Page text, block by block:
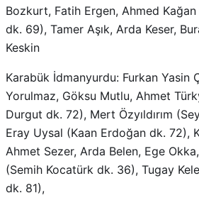
Bozkurt, Fatih Ergen, Ahmed
dk. 69), Tamer Aşık, Arda Keser,
Keskin
Karabük İdmanyurdu: Furkan Yasin
Yorulmaz, Göksu Mutlu, Ahmet
Durgut dk. 72), Mert Özyıldırım
Eray Uysal (Kaan Erdoğan dk. 72),
Ahmet Sezer, Arda Belen, Ege
(Semih Kocatürk dk. 36), Tugay
dk. 81),